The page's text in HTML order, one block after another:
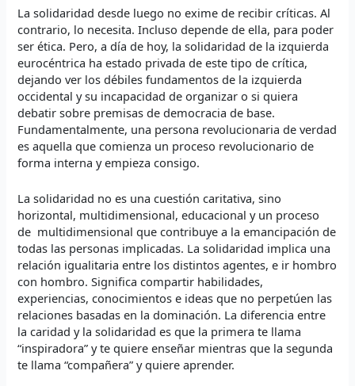
La solidaridad desde luego no exime de recibir críticas. Al
contrario, lo necesita. Incluso depende de ella, para poder
ser ética. Pero, a día de hoy, la solidaridad de la izquierda
eurocéntrica ha estado privada de este tipo de crítica,
dejando ver los débiles fundamentos de la izquierda
occidental y su incapacidad de organizar o si quiera
debatir sobre premisas de democracia de base.
Fundamentalmente, una persona revolucionaria de verdad
es aquella que comienza un proceso revolucionario de
forma interna y empieza consigo.
La solidaridad no es una cuestión caritativa, sino
horizontal, multidimensional, educacional y un proceso
de multidimensional que contribuye a la emancipación de
todas las personas implicadas. La solidaridad implica una
relación igualitaria entre los distintos agentes, e ir hombro
con hombro. Significa compartir habilidades,
experiencias, conocimientos e ideas que no perpetúen las
relaciones basadas en la dominación. La diferencia entre
la caridad y la solidaridad es que la primera te llama
“inspiradora” y te quiere enseñar mientras que la segunda
te llama “compañera” y quiere aprender.